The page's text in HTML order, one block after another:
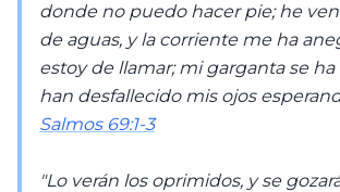
donde no puedo hacer pie; he
de aguas, y la corriente me ha
estoy de llamar; mi garganta se
han desfallecido mis ojos
Salmos 69:1-3
"Lo verán los oprimidos, y se